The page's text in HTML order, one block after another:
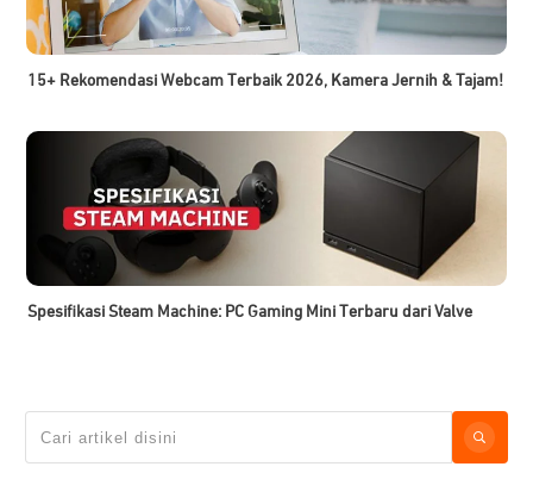
15+ Rekomendasi Webcam Terbaik 2026, Kamera Jernih & Tajam!
Spesifikasi Steam Machine: PC Gaming Mini Terbaru dari Valve